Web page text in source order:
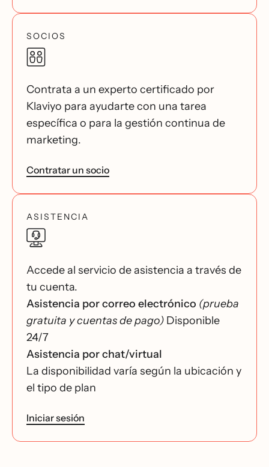
SOCIOS
Contrata a un experto certificado por
Klaviyo para ayudarte con una tarea
específica o para la gestión continua de
marketing.
Contratar un socio
ASISTENCIA
Accede al servicio de asistencia a través de
tu cuenta.
Asistencia por correo electrónico (prueba
gratuita y cuentas de pago) Disponible
24/7
Asistencia por chat/virtual
La disponibilidad varía según la ubicación y
el tipo de plan
Iniciar sesión